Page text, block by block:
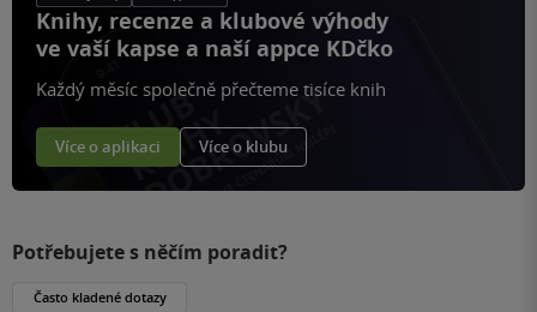
Knihy, recenze a klubové výhody
ve vaší kapse a naší appce KDčko
Každý měsíc společně přečteme tisíce knih
Více o aplikaci Více o klubu
Potřebujete s něčím poradit?
Často kladené dotazy